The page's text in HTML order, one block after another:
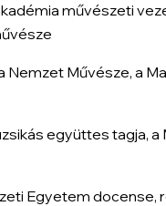
művészeti
Nemzet Művésze, a
együttes tagja,
Egyetem docense,